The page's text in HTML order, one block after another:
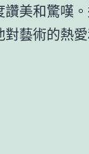
美和驚嘆
藝術的熱